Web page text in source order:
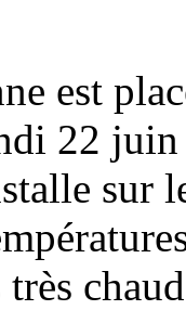
est
22
sur